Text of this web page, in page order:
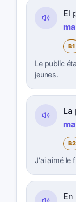
El
B1
Le public
jeunes.
La
B2
J'ai aimé le